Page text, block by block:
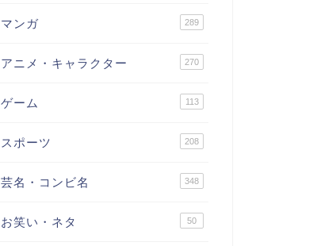
マンガ 289
アニメ・キャラクター 270
ゲーム 113
スポーツ 208
芸名・コンビ名 348
お笑い・ネタ 50